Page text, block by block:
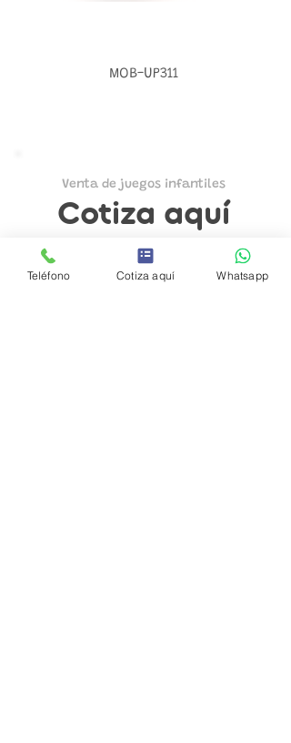
MOB-UP311
Venta de juegos infantiles
Cotiza aquí
Regístrate aquí y en breve nos
pondremos en contacto para resolver
todas tus dudas.
Teléfono Cotiza aquí Whatsapp